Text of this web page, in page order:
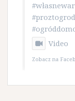
Video
Zobacz na